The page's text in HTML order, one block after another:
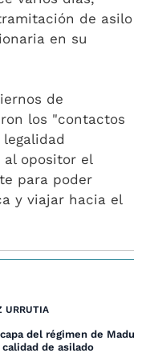
de asilo
en su
de
los "contactos
opositor el
para poder
y viajar hacia el
URRUTIA
del régimen de
de asilado